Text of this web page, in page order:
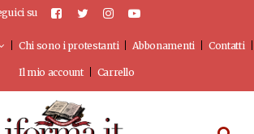
su
Chi sono i protestanti Abbonamenti Contatti
Il mio account Carrello